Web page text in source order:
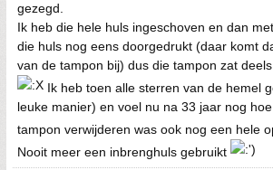
gezegd.
Ik heb die hele huls ingeschoven en dan
die huls nog eens doorgedrukt (daar komt
van de tampon bij) dus die tampon zat
Ik heb toen alle sterren van de hemel
leuke manier) en voel nu na 33 jaar nog
tampon verwijderen was ook nog een hele
Nooit meer een inbrenghuls gebruikt